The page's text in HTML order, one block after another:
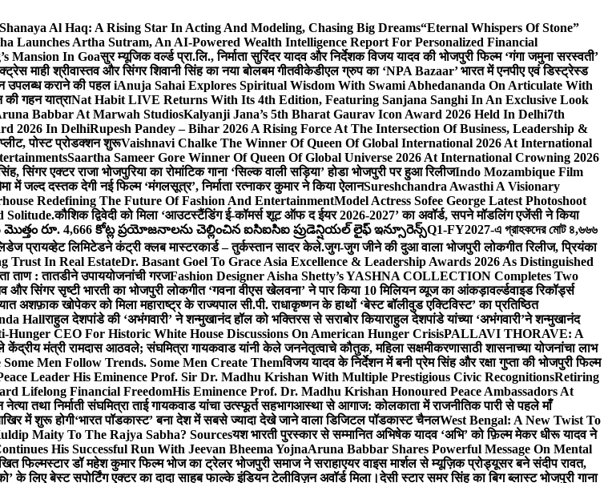
Shanaya Al Haq: A Rising Star In Acting And Modeling, Chasing Big Dreams“Eternal Whispers Of Stone”
Launches Artha Sutram, An AI-Powered Wealth Intelligence Report For Personalized Financial
Mansion In Goaसुर म्यूजिक वर्ल्ड प्रा.लि., निर्माता सुरिंदर यादव और निर्देशक विजय यादव की भोजपुरी फिल्म ‘गंगा जमुना सरस्वती’
माही श्रीवास्तव और सिंगर शिवानी सिंह का नया बोलबम गीतवीकेडीएल ग्रुप का ‘NPA Bazaar’ भारत में एनपीए एवं डिस्ट्रेस्ड
उपलब्ध कराने की पहल iAnuja Sahai Explores Spiritual Wisdom With Swami Abhedananda On Articulate With
गहन यात्राNat Habit LIVE Returns With Its 4th Edition, Featuring Sanjana Sanghi In An Exclusive Look
Babbar At Marwah StudiosKalyanji Jana’s 5th Bharat Gaurav Icon Award 2026 Held In Delhi7th
2026 In DelhiRupesh Pandey – Bihar 2026 A Rising Force At The Intersection Of Business, Leadership &
पोस्ट प्रोडक्शन शुरूVaishnavi Chalke The Winner Of Queen Of Global International 2026 At International
Saartha Sameer Gore Winner Of Queen Of Global Universe 2026 At International Crowning 2026
सिंगर एक्टर राजा भोजपुरिया का रोमांटिक गाना ‘सिल्क वाली सड़िया’ होडा भोजपुरी पर हुआ रिलीजIndo Mozambique Film
में जल्द दस्तक देगी नई फिल्म ‘मंगलसूत्र’, निर्माता रत्नाकर कुमार ने किया ऐलानSureshchandra Awasthi A Visionary
Redefining The Future Of Fashion And EntertainmentModel Actress Sofee George Latest Photoshoot
Solitude.कौशिक द्विवेदी को मिला ‘आउटस्टैंडिंग ई-कॉमर्स शूट ऑफ द ईयर 2026-2027’ का अवॉर्ड, सपने मॉडलिंग एजेंसी ने किया
రూ. 4,666 కోట్ల ప్రయోజనాలను చెల్లించిన ఐసిఐసిఐ ప్రుడెన్షియల్ లైఫ్ ఇన్సూరెన్స్Q1-FY2027-এ গ্রাহকদের মোট ৪,৬৬৬
प्रायव्हेट लिमिटेडने कंट्री क्लब मास्टरकार्ड – तुर्कस्तान सादर केले.जुग-जुग जीने की दुआ वाला भोजपुरी लोकगीत रिलीज, प्रियंका
Trust In Real EstateDr. Basant Goel To Grace Asia Excellence & Leadership Awards 2026 As Distinguished
ताण : तातडीने उपाययोजनांची गरजFashion Designer Aisha Shetty’s YASHNA COLLECTION Completes Two
और सिंगर सृष्टी भारती का भोजपुरी लोकगीत ‘गवना वीएस खेलवना’ ने पार किया 10 मिलियन व्यूज का आंकड़ावर्ल्डवाइड रिकॉर्ड्स
अशफ़ाक खोपेकर को मिला महाराष्ट्र के राज्यपाल सी.पी. राधाकृष्णन के हाथों ‘बेस्ट बॉलीवुड एक्टिविस्ट’ का प्रतिष्ठित
Hallराहुल देशपांडे की ‘अभंगवारी’ ने शन्मुखानंद हॉल को भक्तिरस से सराबोर कियाराहुल देशपांडे यांच्या ‘अभंगवारी’ने शन्मुखानंद
CEO For Historic White House Discussions On American Hunger CrisisPALLAVI THORAVE: A
केंद्रीय मंत्री रामदास आठवले; संघमित्रा गायकवाड यांनी केले जननेतृत्वाचे कौतुक, महिला सक्षमीकरणासाठी शासनाच्या योजनांचा लाभ
Men Follow Trends. Some Men Create Themविजय यादव के निर्देशन में बनी प्रेम सिंह और रक्षा गुप्ता की भोजपुरी फिल्म
Leader His Eminence Prof. Sir Dr. Madhu Krishan With Multiple Prestigious Civic RecognitionsRetiring
Lifelong Financial FreedomHis Eminence Prof. Dr. Madhu Krishan Honoured Peace Ambassadors At
तथा निर्माती संघमित्रा ताई गायकवाड यांचा उत्स्फूर्त सहभागआस्था से आगाज: कोलकाता में राजनीतिक पारी से पहले माँ
में शुरू होगी‘भारत पॉडकास्ट’ बना देश में सबसे ज्यादा देखे जाने वाला डिजिटल पॉडकास्ट चैनलWest Bengal: A New Twist To
Maity To The Rajya Sabha? Sourcesयश भारती पुरस्कार से सम्मानित अभिषेक यादव ‘अभि’ को फ़िल्म मेकर धीरू यादव ने
His Successful Run With Jeevan Bheema YojnaAruna Babbar Shares Powerful Message On Mental
फिल्मस्टार डॉ महेश कुमार फिल्म भोज का ट्रेलर भोजपुरी समाज ने सराहाएयर वाइस मार्शल से म्यूज़िक प्रोड्यूसर बने संदीप रावत,
के लिए बेस्ट सपोर्टिंग एक्टर का दादा साहब फाल्के इंडियन टेलीविज़न अवॉर्ड मिला।देसी स्टार समर सिंह का बिग ब्लास्ट भोजपुरी गाना